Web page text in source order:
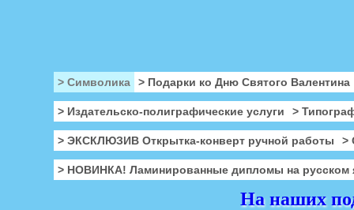
> Символика > Подарки ко Дню Святого Валентина
> Издательско-полиграфические услуги >
> ЭКСКЛЮЗИВ Открытка-конверт ручной работы >
> НОВИНКА! Ламинированные дипломы на русском
На наших